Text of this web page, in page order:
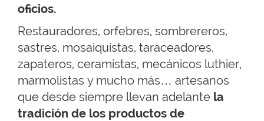
oficios.
Restauradores, orfebres, sombrereros,
sastres, mosaiquistas, taraceadores,
zapateros, ceramistas, mecánicos luthier,
marmolistas y mucho más… artesanos
que desde siempre llevan adelante la
tradición de los productos de